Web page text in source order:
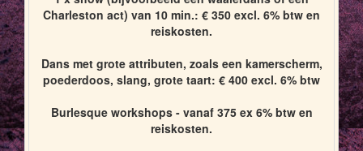
Charleston act) van 10 min.: € 350 excl. 6% btw en
reiskosten.
Dans met grote attributen, zoals een kamerscherm,
poederdoos, slang, grote taart: € 400 excl. 6% btw
Burlesque workshops - vanaf 375 ex 6% btw en
reiskosten.